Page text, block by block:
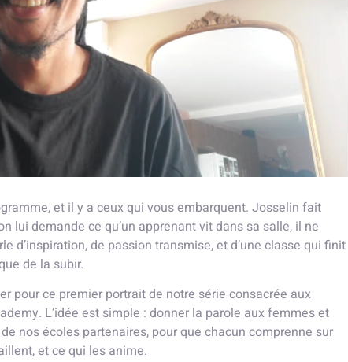
et il y a ceux qui vous embarquent. Josselin fait
lui demande ce qu’un apprenant vit dans sa salle, il ne
d’inspiration, de passion transmise, et d’une classe qui finit
de la subir.
pour ce premier portrait de notre série consacrée aux
L’idée est simple : donner la parole aux femmes et
nos écoles partenaires, pour que chacun comprenne sur
et ce qui les anime.